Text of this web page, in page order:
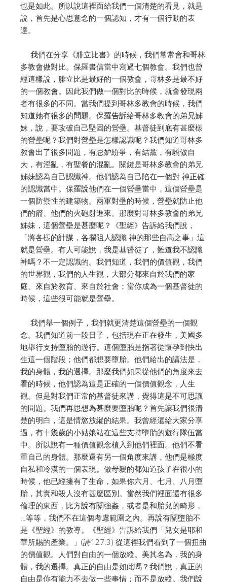
也是如此。所以說這裡面給我們一個清楚的看見，就是
說，首先是心思意念的一個認知，才有一個行動的表
達。
我們在分享《腓立比書》的時候，我們常常會和哥林
多教會做對比。保羅書信當中寫過七個教會。我們也曾
經這樣說，腓立比是最好的一個教會，哥林多是最不好
的一個教會。因此我們做一個對比的時候，就會發現兩
者有很多的不同。當我們提到哥林多教會的時候，我們
知道她有很多的問題。保羅告訴給哥林多教會的弟兄姊
妹，說，要攻破自己堅固的營壘。基督徒到底有甚麼樣
的營壘呢？我們對營壘是怎樣認識呢？我們知道哥林多
教會出了很多問題，有忌妒紛爭，有結黨，有驕傲自
大，有淫亂，有聖餐的混亂。關鍵是哥林多教會的弟兄
姊妹認為自己認識神。他們認為自己陷在一個對 神正確
的認識當中。保羅說他們在一個營壘當中，這個營壘是
一個防禦性的建築物。兩軍對壘的時候，營壘就防止他
們的箭、他們的火砲射進來。那麼對哥林多教會的弟兄
姊妹，這個營壘是甚麼呢？《聖經》告訴給我們說，
「將各樣的計謀，各攔阻人認識 神的那些自高之事」這
就是營壘。有人可能說，我是基督徒了，難道我不認識
神嗎？不一定認識的。我們知道，我們的價值觀，我們
的世界觀，我們的人生觀，大部分都來自於我們的家
庭、來自於教育、來自於社會；當你成為一個基督徒的
時候，這些很可能就是營壘。
我們舉一個例子，我們就更清楚這個營壘的一個觀
念。我們知道前一段日子，包括現在正在發生，美國多
地舉行支持墮胎的遊行。這個墮胎是指著從懷孕到快出
生這一個階段；他們都想要墮胎。他們給出的講法是，
我的身體，我的選擇。那麼我們如果從他們的角度來去
看的時候，他們認為這是正確的一個價值觀念，人生
觀。但是對我們正常的基督徒來講，覺得這是不可思議
的問題。我們再思想為甚麼要墮胎呢？首先讓我們很清
楚的明白，這是情慾放縱的結果。我曾經還給大家分享
過，有十幾歲的小姑娘站在這些支持墮胎的遊行隊伍當
中。所以說有一種價值觀念植入到他們裡面。他們不看
重自己的身體。那麼還有另一個角度來講，他們是極度
自私和冷漠的一個表現。做母親的都知道孩子在很小的
時候，他已經擁有了生命，如果你六月、七月、八月墮
胎，其實和殺人沒有甚麼區別。當然我們裡面還有很多
倫理的東西，比方說有關強姦，或者是和胎兒的畸形，
…等等，我們不在這個考慮範圍之內。再說有關墮胎不
是《聖經》的教導。《聖經》告訴給我們「兒女是耶和
華所賜的產業。」(詩127:3) 從這裡我們看到了一個扭曲
的價值觀。人們對自由的一個放縱。美其名為，我的身
體，我的選擇。真正的自由是如此嗎？我們說，真正的
自由是你有能力不去做一些事情；而不是放縱。我們說